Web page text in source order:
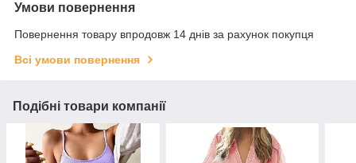
Умови повернення
Повернення товару впродовж 14 днів за рахунок покупця
Всі умови повернення
Подібні товари компанії